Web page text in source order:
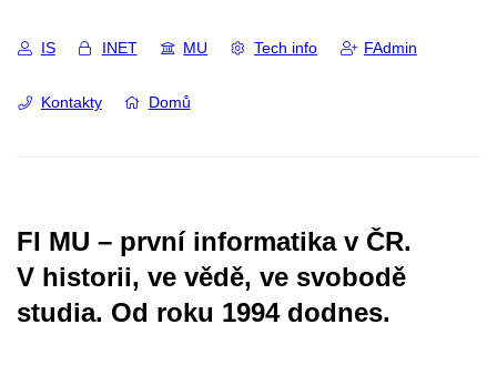
IS INET MU Tech info FAdmin
Kontakty Domů
FI MU – první informatika v ČR.
V historii, ve vědě, ve svobodě
studia. Od roku 1994 dodnes.